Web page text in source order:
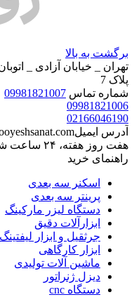
برگشت به بالا
تهران _ خیابان آزادی _
پلاک 7
شماره تماس 09981821007
09981821006
02166046190
آدرس ایمیل
هفت روز هفته، ۲۴ ساعت شبانه‌روز پاسخگوی شما هستیم.
راهنمای خرید
اسکنر سه بعدی
پرینتر سه بعدی
دستگاه لیزر مارکینگ
ابزارآلات دقیق
جرثقیل و ابزار لیفتینگ
ابزار کارگاهی
ماشین آلات تولیدی
دیزل ژنراتور
دستگاه cnc